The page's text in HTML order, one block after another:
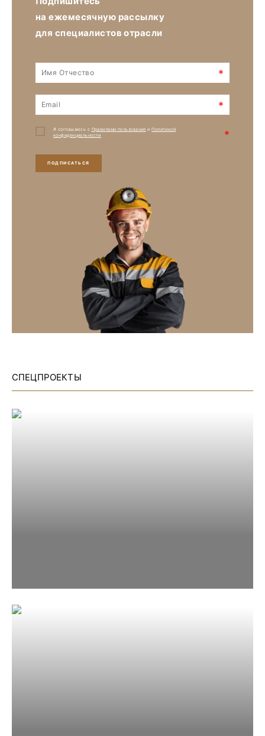
на ежемесячную рассылку
для специалистов отрасли
*
*
Я соглашаюсь с Правилами пользования иПолитикой
конфиденциальности
*
ПОДПИСАТЬСЯ
СПЕЦПРОЕКТЫ